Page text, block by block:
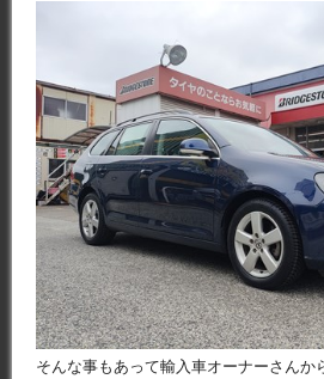
そんな事もあって輸入車オーナーさんか